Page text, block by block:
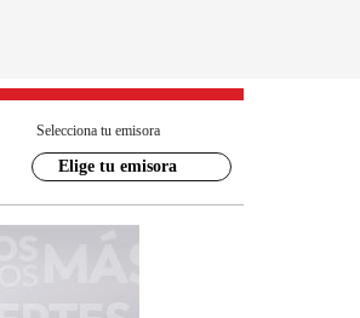
Selecciona tu emisora
Elige tu emisora